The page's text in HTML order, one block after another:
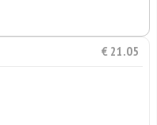
€ 21.05